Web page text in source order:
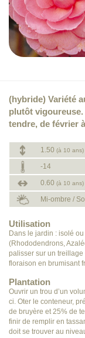
(hybride) Variété
plutôt
tendre, de février
1.50 (à 10 ans)
-14
0.60 (à 10 ans)
Mi-ombre /
Utilisation
Dans le jardin : isolé
(Rhododendrons,
palisser sur un treillage
floraison en brumisant
Plantation
Ouvrir un trou d’un
ci. Oter le conteneur,
de bruyère et 25% de
finir de remplir en
doit se trouver au